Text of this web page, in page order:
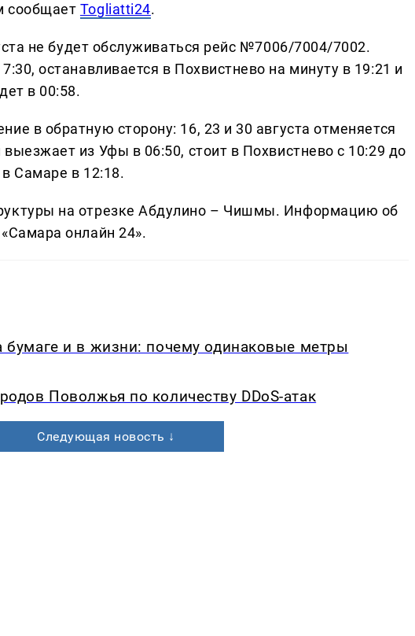
сообщает Togliatti24.
не будет обслуживаться рейс №7006/7004/7002.
останавливается в Похвистнево на минуту в 19:21 и
в 00:58.
в обратную сторону: 16, 23 и 30 августа отменяется
из Уфы в 06:50, стоит в Похвистнево с 10:29 до
Самаре в 12:18.
на отрезке Абдулино – Чишмы. Информацию об
онлайн 24».
бумаге и в жизни: почему одинаковые метры
Поволжья по количеству DDoS-атак
Следующая новость ↓